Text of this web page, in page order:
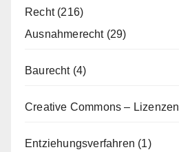
Recht(216)
Ausnahmerecht(29)
Baurecht(4)
Creative Commons – Lizenzen
Entziehungsverfahren (1)